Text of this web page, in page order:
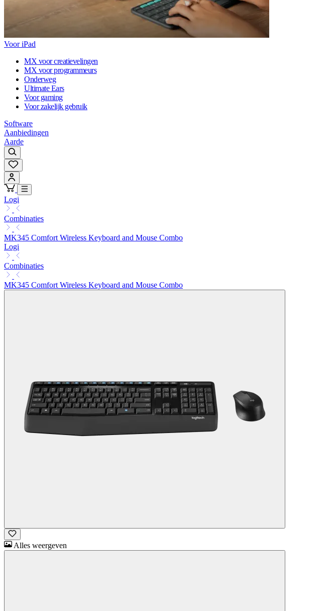
Voor iPad
MX voor creatievelingen
MX voor programmeurs
Onderweg
Ultimate Ears
Voor gaming
Voor zakelijk gebruik
Software
Aanbiedingen
Aarde
Logi
Combinaties
MK345 Comfort Wireless Keyboard and Mouse Combo
Logi
Combinaties
MK345 Comfort Wireless Keyboard and Mouse Combo
Alles weergeven